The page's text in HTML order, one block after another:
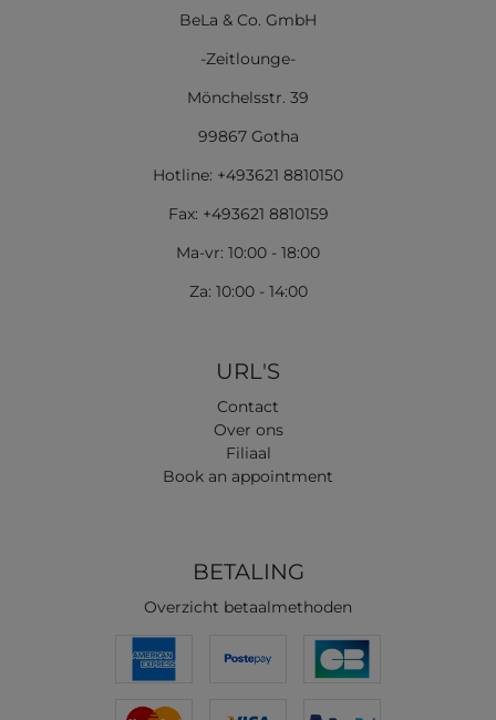
BeLa & Co. GmbH
-Zeitlounge-
Mönchelsstr. 39
99867 Gotha
Hotline: +493621 8810150
Fax: +493621 8810159
Ma-vr: 10:00 - 18:00
Za: 10:00 - 14:00
URL'S
Contact
Over ons
Filiaal
Book an appointment
BETALING
Overzicht betaalmethoden